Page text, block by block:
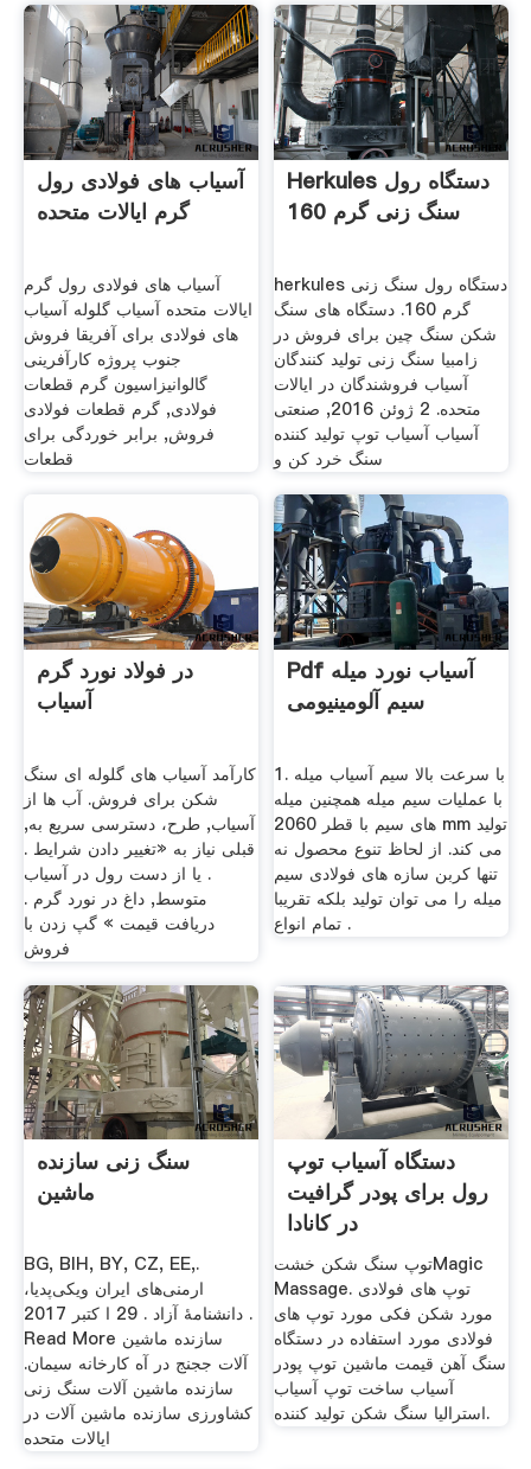
آسیاب های فولادی رول
گرم ایالات متحده
آسیاب های فولادی رول گرم
ایالات متحده آسیاب گلوله آسیاب
های فولادی برای آفریقا فروش
جنوب پروژه کارآفرینی
گالوانیزاسیون گرم قطعات
فولادی, گرم قطعات فولادی
فروش, برابر خوردگی برای
قطعات
Herkules دستگاه رول
سنگ زنی گرم 160
herkules دستگاه رول سنگ زنی
گرم 160. دستگاه های سنگ
شکن سنگ چین برای فروش در
زامبیا سنگ زنی تولید کنندگان
آسیاب فروشندگان در ایالات
متحده. 2 ژوئن 2016, صنعتی
آسیاب آسیاب توپ تولید کننده
سنگ خرد کن و
در فولاد نورد گرم
آسیاب
کارآمد آسیاب های گلوله ای سنگ
شکن برای فروش. آب ها از
آسیاب, طرح، دسترسی سریع به,
قبلی نیاز به «تغییر دادن شرایط .
. یا از دست رول در آسیاب
متوسط, داغ در نورد گرم .
دریافت قیمت » گپ زدن با
فروش
Pdf آسیاب نورد میله
سیم آلومینیومی
1. با سرعت بالا سیم آسیاب میله
با عملیات سیم میله همچنین میله
های سیم با قطر 2060 mm تولید
می کند. از لحاظ تنوع محصول نه
تنها کربن سازه های فولادی سیم
میله را می توان تولید بلکه تقریبا
تمام انواع .
سنگ زنی سازنده
ماشین
BG, BIH, BY, CZ, EE,.
ارمنی‌های ایران ویکی‌پدیا،
دانشنامهٔ آزاد . 29 ا کتبر 2017 .
Read More سازنده ماشین
آلات ججنج در آه کارخانه سیمان.
سازنده ماشین آلات سنگ زنی
کشاورزی سازنده ماشین آلات در
ایالات متحده
دستگاه آسیاب توپ
رول برای پودر گرافیت
در کانادا
توپ سنگ شکن خشتMagic
Massage. توپ های فولادی
مورد شکن فکی مورد توپ های
فولادی مورد استفاده در دستگاه
سنگ آهن قیمت ماشین توپ پودر
آسیاب ساخت توپ آسیاب
استرالیا سنگ شکن تولید کننده.